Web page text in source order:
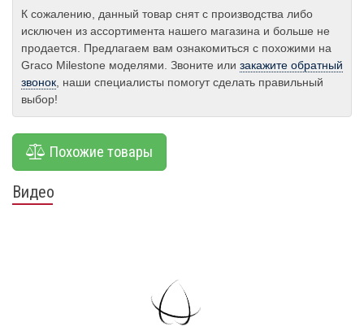
К сожалению, данный товар снят с производства либо
исключен из ассортимента нашего магазина и больше не
продается. Предлагаем вам ознакомиться с похожими на
Graco Milestone моделями. Звоните или закажите обратный
звонок, наши специалисты помогут сделать правильный
выбор!
Похожие товары
Видео